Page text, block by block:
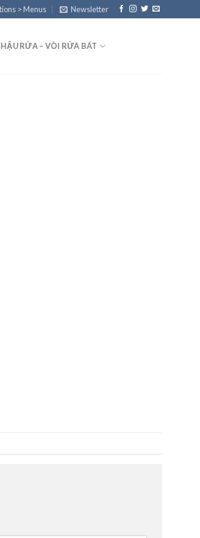
> Menus Newsletter
RỬA – VÒI RỬA BÁT